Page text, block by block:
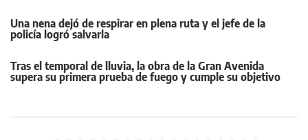
Una nena dejó de respirar en plena ruta y el jefe de la
policía logró salvarla
Tras el temporal de lluvia, la obra de la Gran Avenida
supera su primera prueba de fuego y cumple su objetivo